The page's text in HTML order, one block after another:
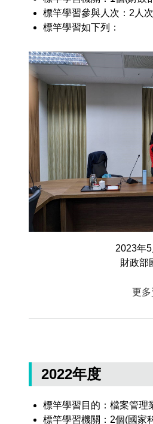
標竿學習參與人次：2人次
標竿學習如下列：
2023年5
財政部
更多
2022年度
標竿學習目的：檔案管理
標竿學習機關：2個(國家